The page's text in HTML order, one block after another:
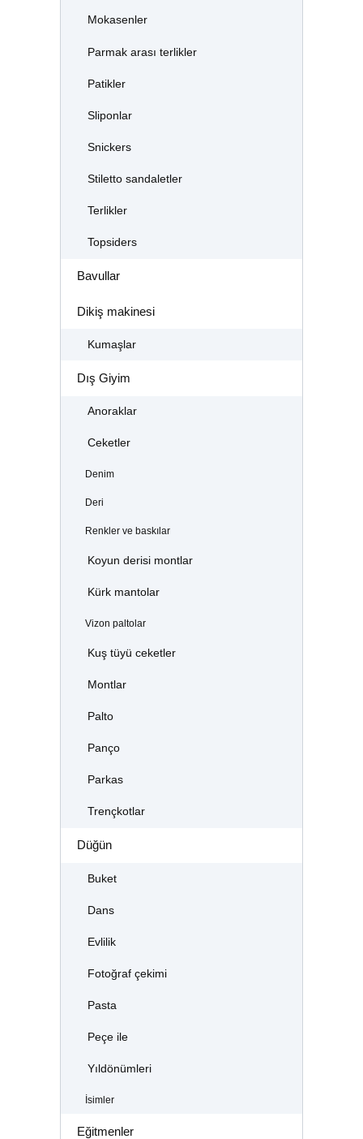
Mokasenler
Parmak arası terlikler
Patikler
Sliponlar
Snickers
Stiletto sandaletler
Terlikler
Topsiders
Bavullar
Dikiş makinesi
Kumaşlar
Dış Giyim
Anoraklar
Ceketler
Denim
Deri
Renkler ve baskılar
Koyun derisi montlar
Kürk mantolar
Vizon paltolar
Kuş tüyü ceketler
Montlar
Palto
Panço
Parkas
Trençkotlar
Düğün
Buket
Dans
Evlilik
Fotoğraf çekimi
Pasta
Peçe ile
Yıldönümleri
İsimler
Eğitmenler